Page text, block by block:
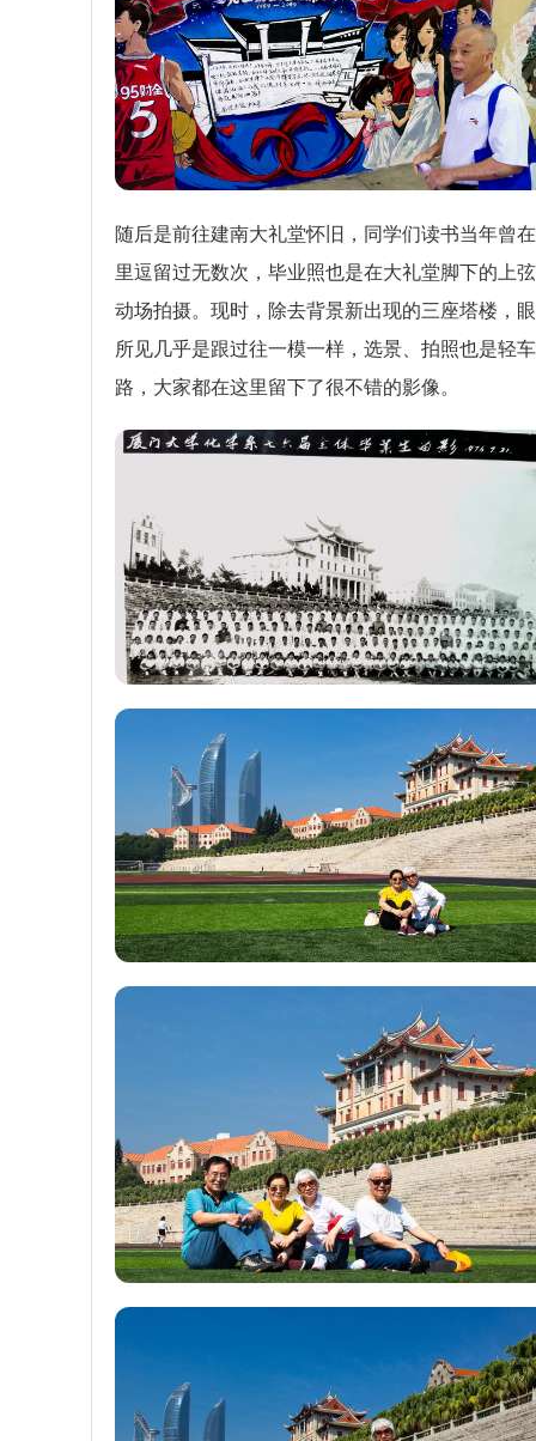
随后是前往建南大礼堂怀旧，同学们读书当年曾
里逗留过无数次，毕业照也是在大礼堂脚下的上
动场拍摄。现时，除去背景新出现的三座塔楼，
所见几乎是跟过往一模一样，选景、拍照也是轻
路，大家都在这里留下了很不错的影像。